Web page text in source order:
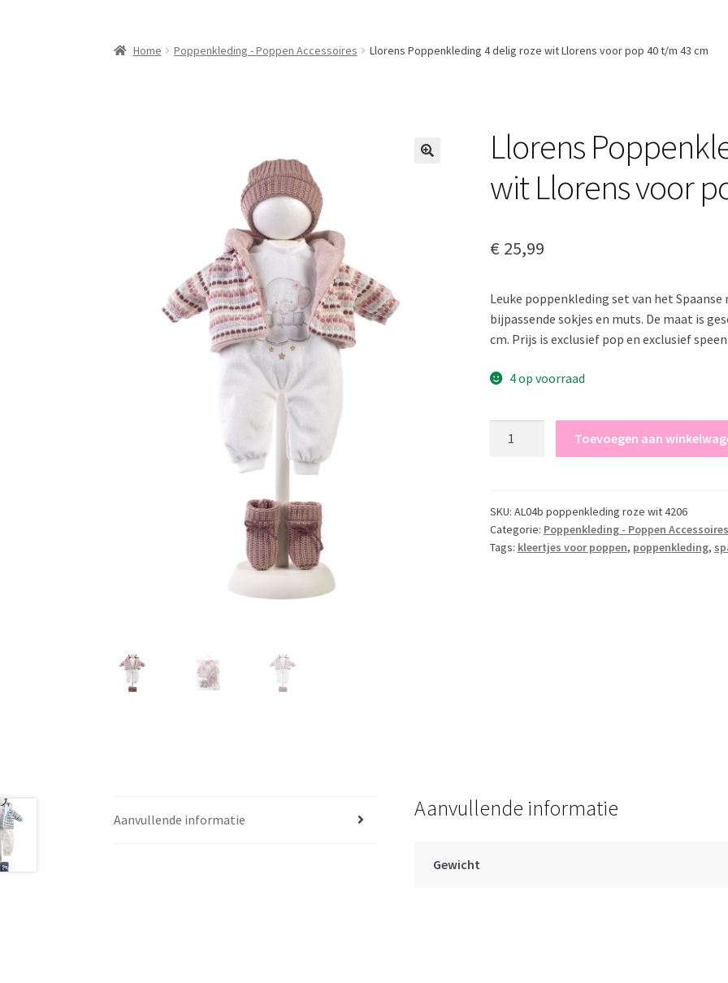
Home Poppenkleding - Poppen Accessoires Llorens Poppenkleding 4 delig roze wit Llorens voor pop 40 t/m 43 cm
Llorens
wit Llorens voor
€ 25,99
Leuke poppenkleding set van het
bijpassende sokjes en muts. De maat is
cm. Prijs is exclusief pop en exclusief
4 op voorraad
roze
wit
Llorens
Toevoegen aan
SKU: AL04b poppenkleding roze wit 4206
Categorie: Poppenkleding - Poppen Accessoires
Tags: kleertjes voor poppen, poppenkleding,
Aanvullende informatie Aanvullende informatie
Gewicht